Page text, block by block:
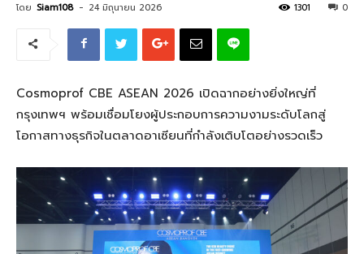
โดย Siam108 - 24 มิถุนายน 2026 0
1301
Cosmoprof CBE ASEAN 2026 เปิดฉากอย่างยิ่งใหญ่ที่
กรุงเทพฯ พร้อมเชื่อมโยงผู้ประกอบการความงามระดับโลกสู่
โอกาสทางธุรกิจในตลาดอาเซียนที่กำลังเติบโตอย่างรวดเร็ว